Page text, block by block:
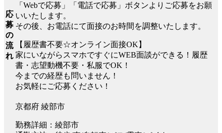
応
募
の
流
れ
「Webで応募」「電話で応募」ボタンよりご応募をお願
いいたします。
その後、お電話にて面接のお時間を調整いたします。
【履歴書不要☆オンライン面接OK】
家にいながらスマホですぐにWEB面談ができる！履歴
書・志望動機不要・私服でOK！
今までの経歴も問いません！
お気軽にご応募ください！
京都府 綾部市
勤務詳細：綾部市